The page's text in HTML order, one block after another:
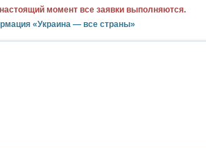
момент все заявки выполняются.
«Украина — все страны»